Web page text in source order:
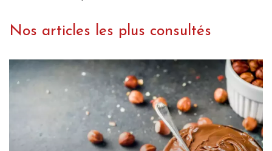
Nos articles les plus consultés